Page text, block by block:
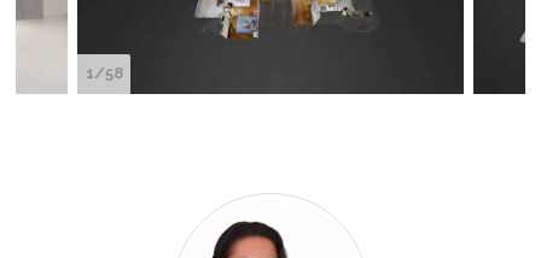
1/58
Gazel